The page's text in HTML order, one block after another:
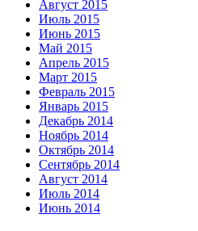
Август 2015
Июль 2015
Июнь 2015
Май 2015
Апрель 2015
Март 2015
Февраль 2015
Январь 2015
Декабрь 2014
Ноябрь 2014
Октябрь 2014
Сентябрь 2014
Август 2014
Июль 2014
Июнь 2014